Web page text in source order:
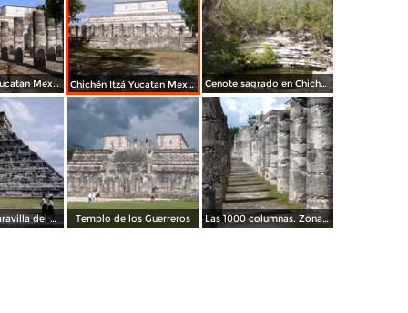
Chichén Itzá Yucatan Mexico MAVIPOL Chichén Itzá Yucatan Mexico MAVIPOL Cenote sagrado en Chichén Itzá
El Castillo (Maravilla del mundo moderno). Chichén Itzá. 2000 Templo de los Guerreros Las 1000 columnas. Zona Arqueológica de Chichén Itzá